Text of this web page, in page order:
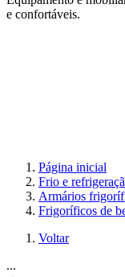
e confortáveis.
Página inicial
Frio e
Armários
Frigoríficos de
Voltar
...